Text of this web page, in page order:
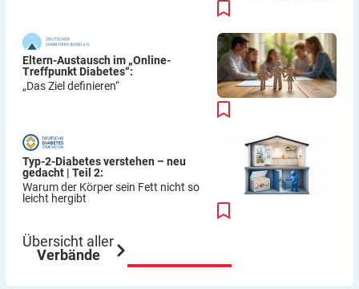
Eltern-Austausch im „Online-
Treffpunkt Diabetes“:
„Das Ziel definieren“
Typ-2-Diabetes verstehen – neu
gedacht | Teil 2:
Warum der Körper sein Fett nicht so
leicht hergibt
Übersicht aller
Verbände